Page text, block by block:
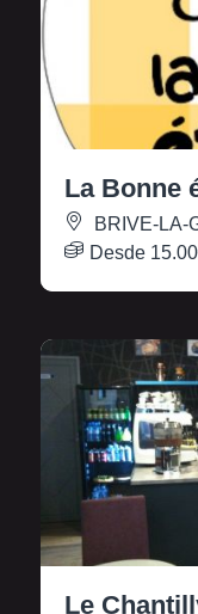
La Bonne
BRIVE-LA-
Desde
Le